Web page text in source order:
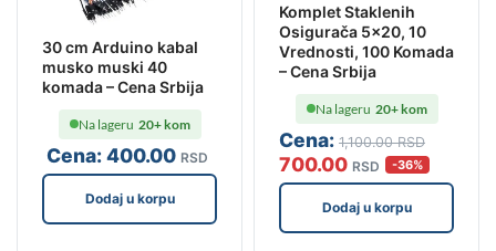
30 cm Arduino kabal
musko muski 40
komada – Cena Srbija
Cena:400.00 RSD
Na lageru 20+ kom
Dodaj u korpu
Komplet Staklenih
Osigurača 5×20, 10
Vrednosti, 100 Komada
– Cena Srbija
Cena: 1,100.00 RSD
700.00 RSD -36%
Na lageru 20+ kom
Dodaj u korpu